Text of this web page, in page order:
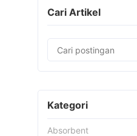
Cari Artikel
Kategori
Absorbent